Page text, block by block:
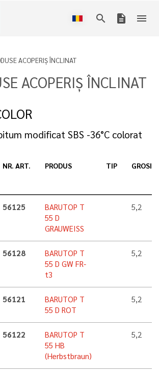
search description menu
ACOPERIŞ ÎNCLINAT
ACOPERIŞ ÎNCLINAT
modificat SBS -36°C colorat
NR. ART. PRODUS TIP
56125
BARUTOP T
55 D
GRAUWEISS
5,2
56128
BARUTOP T
55 D GW FR-
t3
5,2
56121
BARUTOP T
55 D ROT
5,2
56122
BARUTOP T
55 HB
(Herbstbraun)
5,2